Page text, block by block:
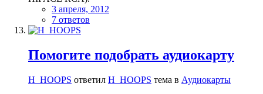
3 апреля, 2012
7 ответов
Помогите подобрать аудиокарту
H_HOOPS ответил H_HOOPS тема в Аудиокарты